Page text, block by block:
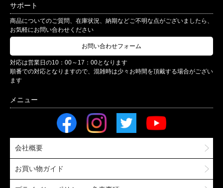
サポート
商品についてのご質問、在庫状況、納期などご不明な点がございましたら、
お気軽にお問い合わせください
お問い合わせフォーム
対応は営業日の10：00～17：00となります
順番での対応となりますので、混雑時は少々お時間を頂戴する場合がござい
ます
会社概要
お買い物ガイド